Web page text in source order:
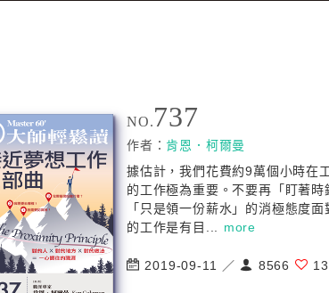
NO.737
作者： 肯恩．柯爾曼
據估計，我們花費約9萬個小時在
的工作極為重要。不要再「盯著
「只是領一份薪水」的消極態度
的工作是有目... more
2019-09-11 ／ 8566 13